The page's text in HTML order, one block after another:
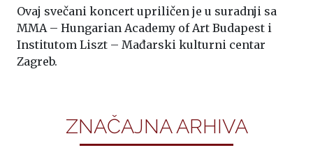
Ovaj svečani koncert upriličen je u suradnji sa
MMA – Hungarian Academy of Art Budapest i
Institutom Liszt – Mađarski kulturni centar
Zagreb.
ZNAČAJNA ARHIVA